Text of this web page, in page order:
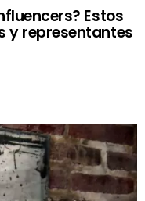
Estos
y representantes